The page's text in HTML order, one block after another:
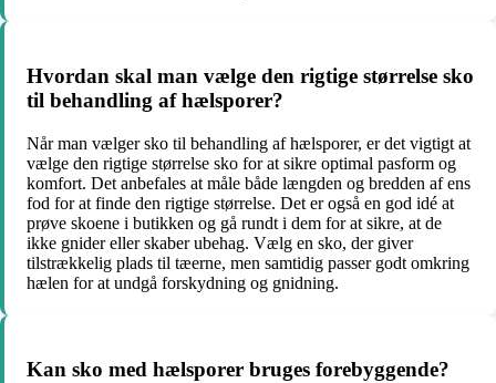
Hvordan skal man vælge den rigtige størrelse sko
til behandling af hælsporer?
Når man vælger sko til behandling af hælsporer, er det vigtigt at
vælge den rigtige størrelse sko for at sikre optimal pasform og
komfort. Det anbefales at måle både længden og bredden af ens
fod for at finde den rigtige størrelse. Det er også en god idé at
prøve skoene i butikken og gå rundt i dem for at sikre, at de
ikke gnider eller skaber ubehag. Vælg en sko, der giver
tilstrækkelig plads til tæerne, men samtidig passer godt omkring
hælen for at undgå forskydning og gnidning.
Kan sko med hælsporer bruges forebyggende?